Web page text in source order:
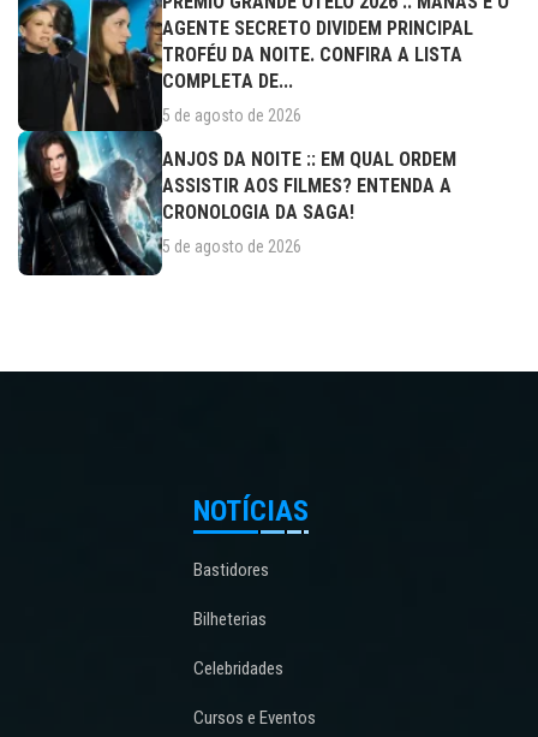
AGENTE SECRETO DIVIDEM PRINCIPAL
TROFÉU DA NOITE. CONFIRA A LISTA
COMPLETA DE...
5 de agosto de 2026
ANJOS DA NOITE :: EM QUAL ORDEM
ASSISTIR AOS FILMES? ENTENDA A
CRONOLOGIA DA SAGA!
5 de agosto de 2026
NOTÍCIAS
Bastidores
Bilheterias
Celebridades
Cursos e Eventos